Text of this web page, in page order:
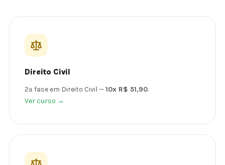
Direito Civil
2ª fase em Direito Civil —10x R$ 51,90.
Ver curso →